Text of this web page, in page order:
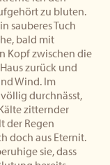
zu bluten.
sauberes Tuch
bald mit
Kopf zwischen die
zurück und
Wind. Im
durchnässt,
zitternder
der Regen
doch aus Eternit.
sie, dass